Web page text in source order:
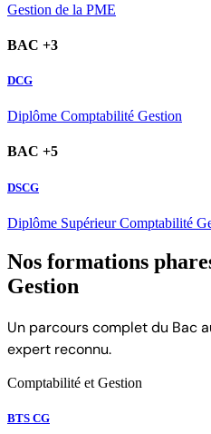
Gestion de la PME
BAC +3
DCG
Diplôme Comptabilité Gestion
BAC +5
DSCG
Diplôme Supérieur Comptabilité
Nos formations
Gestion
Un parcours complet du Bac
expert reconnu.
Comptabilité et Gestion
BTS CG